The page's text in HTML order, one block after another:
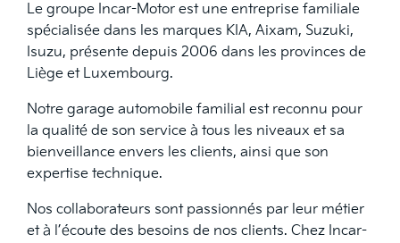
Le groupe Incar-Motor est une entreprise familiale
spécialisée dans les marques KIA, Aixam, Suzuki,
Isuzu, présente depuis 2006 dans les provinces de
Liège et Luxembourg.
Notre garage automobile familial est reconnu pour
la qualité de son service à tous les niveaux et sa
bienveillance envers les clients, ainsi que son
expertise technique.
Nos collaborateurs sont passionnés par leur métier
et à l’écoute des besoins de nos clients. Chez Incar-